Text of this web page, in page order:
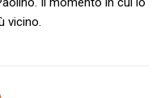
vicino.